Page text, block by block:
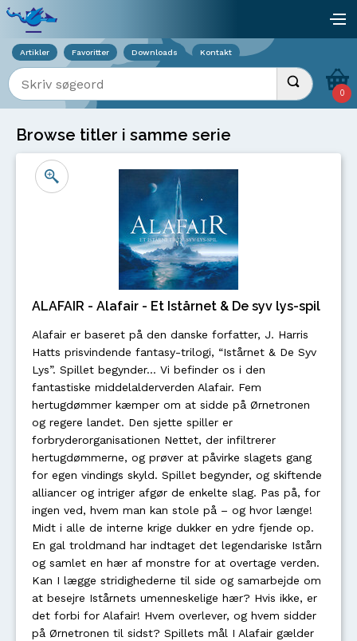
Artikler Favoritter Downloads Kontakt
Indtast søgeord Udfør søgning
0
Browse titler i samme serie
ALAFAIR - Alafair - Et Istårnet & De syv lys-spil
Alafair er baseret på den danske forfatter, J. Harris
Hatts prisvindende fantasy-trilogi, “Istårnet & De Syv
Lys”. Spillet begynder… Vi befinder os i den
fantastiske middelalderverden Alafair. Fem
hertugdømmer kæmper om at sidde på Ørnetronen
og regere landet. Den sjette spiller er
forbryderorganisationen Nettet, der infiltrerer
hertugdømmerne, og prøver at påvirke slagets gang
for egen vindings skyld. Spillet begynder, og skiftende
alliancer og intriger afgør de enkelte slag. Pas på, for
ingen ved, hvem man kan stole på – og hvor længe!
Midt i alle de interne krige dukker en ydre fjende op.
En gal troldmand har indtaget det legendariske Istårn
og samlet en hær af monstre for at overtage verden.
Kan I lægge stridighederne til side og samarbejde om
at besejre Istårnets umenneskelige hær? Hvis ikke, er
det forbi for Alafair! Hvem overlever, og hvem sidder
på Ørnetronen til sidst? Spillets mål I Alafair gælder
Viser overlay for indkøbskurv